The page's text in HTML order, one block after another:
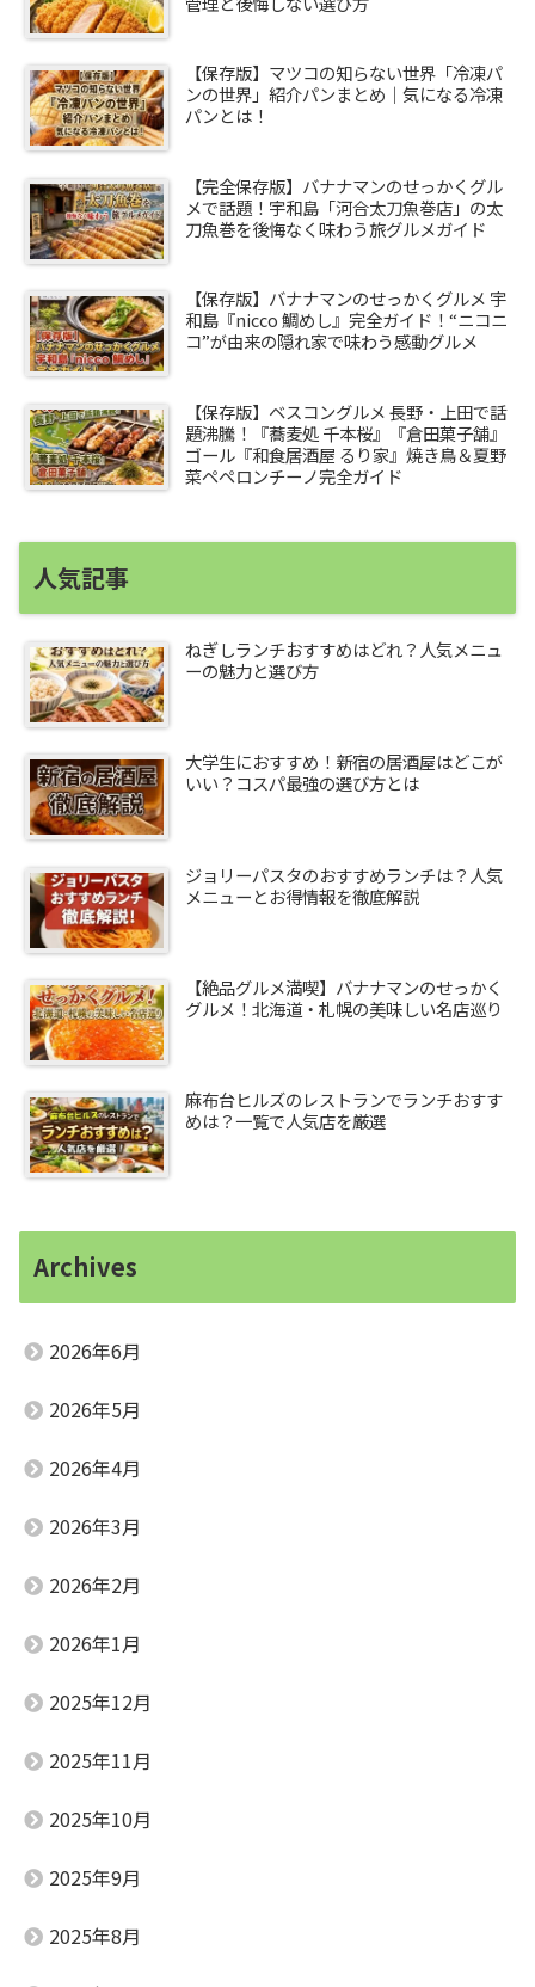
【保存版】マツコの知らない世界「冷凍パ
ンの世界」紹介パンまとめ｜気になる冷凍
パンとは！
【完全保存版】バナナマンのせっかくグル
メで話題！宇和島「河合太刀魚巻店」の太
刀魚巻を後悔なく味わう旅グルメガイド
【保存版】バナナマンのせっかくグルメ 宇
和島『nicco 鯛めし』完全ガイド！“ニコニ
コ”が由来の隠れ家で味わう感動グルメ
【保存版】ベスコングルメ 長野・上田で話
題沸騰！『蕎麦処 千本桜』『倉田菓子舗』
ゴール『和食居酒屋 るり家』焼き鳥＆夏野
菜ペペロンチーノ完全ガイド
人気記事
ねぎしランチおすすめはどれ？人気メニュ
ーの魅力と選び方
大学生におすすめ！新宿の居酒屋はどこが
いい？コスパ最強の選び方とは
ジョリーパスタのおすすめランチは？人気
メニューとお得情報を徹底解説
【絶品グルメ満喫】バナナマンのせっかく
グルメ！北海道・札幌の美味しい名店巡り
麻布台ヒルズのレストランでランチおすす
めは？一覧で人気店を厳選
Archives
2026年6月
2026年5月
2026年4月
2026年3月
2026年2月
2026年1月
2025年12月
2025年11月
2025年10月
2025年9月
2025年8月